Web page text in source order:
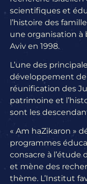
scientifiques et
l’histoire des
une organisation à
Aviv en 1998.
L’une des
développement de
réunification des
patrimoine et
sont les
« Am haZikaron »
programmes
consacre à l’étude
et mène des
thème. L’Institut